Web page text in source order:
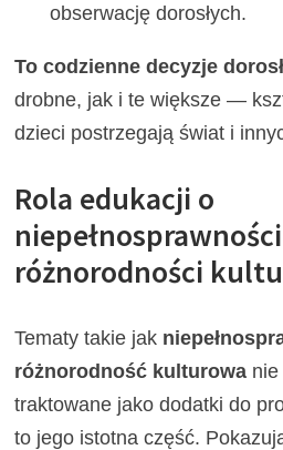
obserwację dorosłych.
To codzienne decyzje
drobne, jak i te większe —
dzieci postrzegają świat i
Rola edukacji o
różnorodności
Tematy takie jak
różnorodność kulturowa
traktowane jako dodatki do
to jego istotna część.